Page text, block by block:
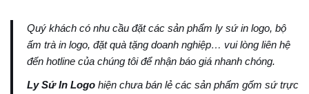
Quý khách có nhu cầu đặt các sản phẩm ly sứ in logo, bộ
ấm trà in logo, đặt quà tặng doanh nghiệp… vui lòng liên hệ
đến hotline của chúng tôi để nhận báo giá nhanh chóng.
Ly Sứ In Logo hiện chưa bán lẻ các sản phẩm gốm sứ trực